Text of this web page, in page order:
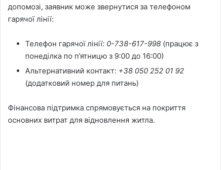
допомозі, заявник може звернутися за телефоном
гарячої лінії:
Телефон гарячої лінії: 0-738-617-998 (працює з
понеділка по п’ятницю з 9:00 до 16:00)
Альтернативний контакт: +38 050 252 01 92
(додатковий номер для питань)
Фінансова підтримка спрямовується на покриття
основних витрат для відновлення житла.